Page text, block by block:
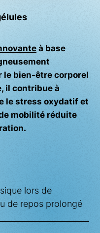
à base
bien-être corporel
il contribue à
le stress oxydatif et
mobilité réduite
lors de
de repos prolongé